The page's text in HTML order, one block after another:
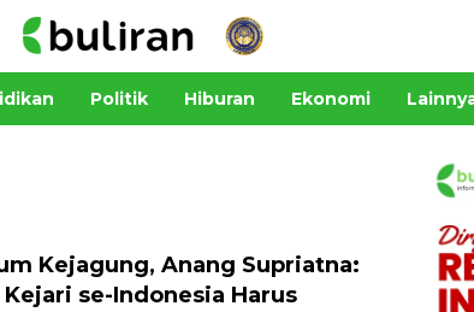
Politik Hiburan Ekonomi
Kejagung, Anang Supriatna:
se-Indonesia Harus